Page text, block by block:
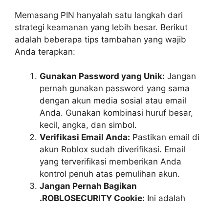
Memasang PIN hanyalah satu langkah dari
strategi keamanan yang lebih besar. Berikut
adalah beberapa tips tambahan yang wajib
Anda terapkan:
Gunakan Password yang Unik: Jangan
pernah gunakan password yang sama
dengan akun media sosial atau email
Anda. Gunakan kombinasi huruf besar,
kecil, angka, dan simbol.
Verifikasi Email Anda: Pastikan email di
akun Roblox sudah diverifikasi. Email
yang terverifikasi memberikan Anda
kontrol penuh atas pemulihan akun.
Jangan Pernah Bagikan
.ROBLOSECURITY Cookie: Ini adalah